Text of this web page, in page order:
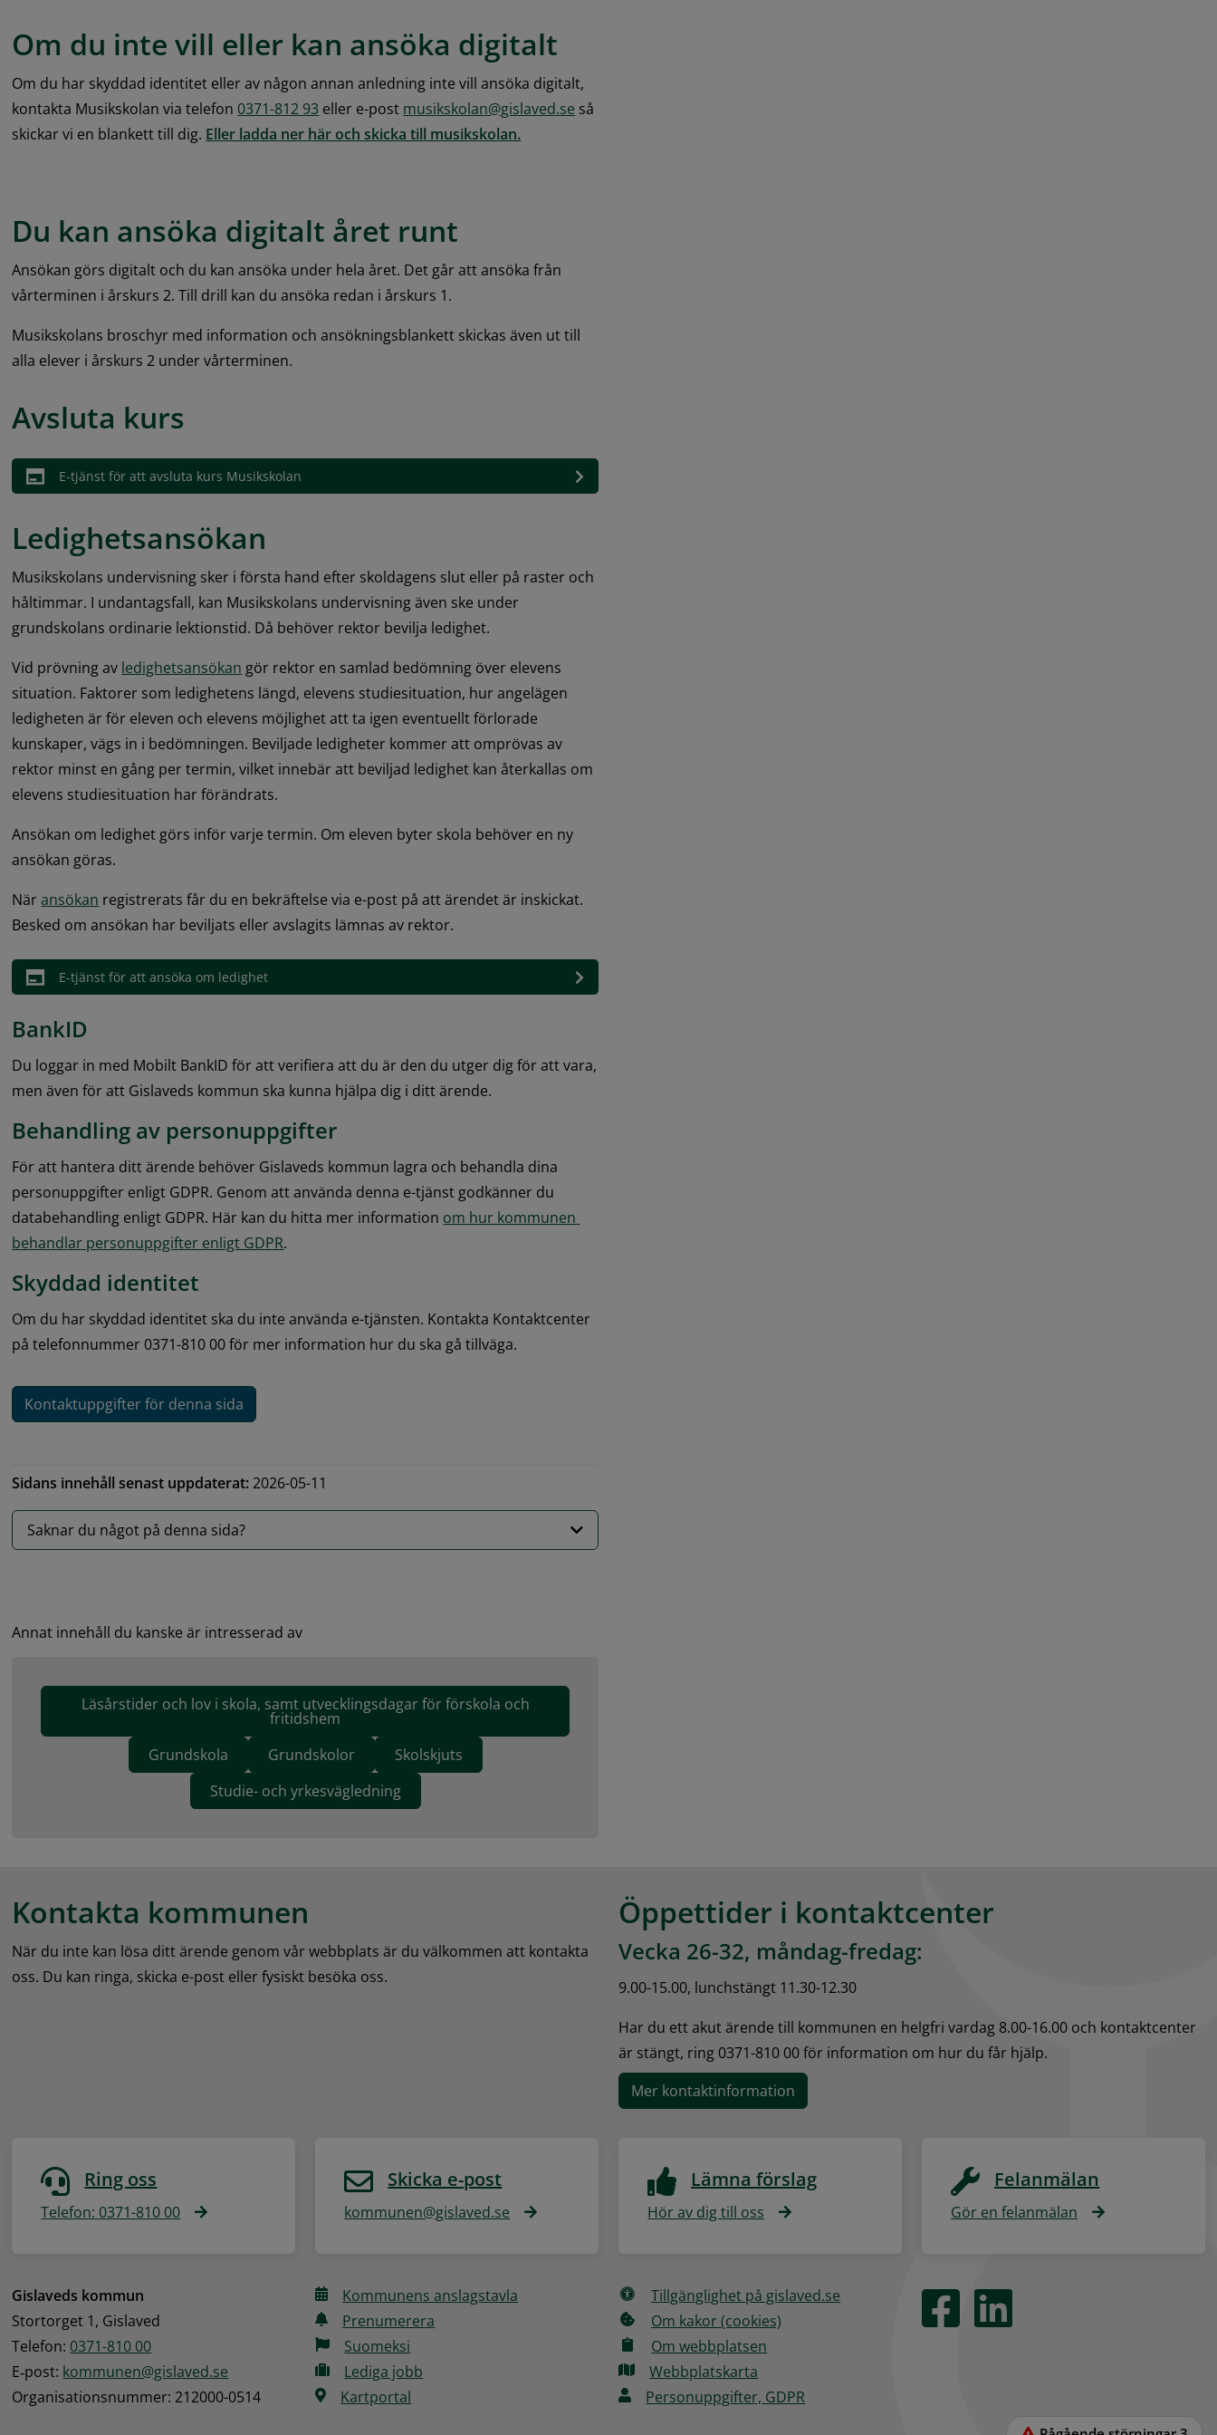
Om du inte vill eller kan ansöka digitalt
Om du har skyddad identitet eller av någon annan anledning inte vill ansöka digitalt,
kontakta Musikskolan via telefon 0371-812 93 eller e-post musikskolan@gislaved.se så
skickar vi en blankett till dig. Eller ladda ner här och skicka till musikskolan.pdf, 55.7 kB.
Du kan ansöka digitalt året runt
Ansökan görs digitalt och du kan ansöka under hela året. Det går att ansöka från
vårterminen i årskurs 2. Till drill kan du ansöka redan i årskurs 1.
Musikskolans broschyr med information och ansökningsblankett skickas även ut till
alla elever i årskurs 2 under vårterminen.
Avsluta kurs
E-tjänst för att avsluta kurs Musikskolan
Ledighetsansökan
Musikskolans undervisning sker i första hand efter skoldagens slut eller på raster och
håltimmar. I undantagsfall, kan Musikskolans undervisning även ske under
grundskolans ordinarie lektionstid. Då behöver rektor bevilja ledighet.
Vid prövning av ledighetsansökan gör rektor en samlad bedömning över elevens
situation. Faktorer som ledighetens längd, elevens studiesituation, hur angelägen
ledigheten är för eleven och elevens möjlighet att ta igen eventuellt förlorade
kunskaper, vägs in i bedömningen. Beviljade ledigheter kommer att omprövas av
rektor minst en gång per termin, vilket innebär att beviljad ledighet kan återkallas om
elevens studiesituation har förändrats.
Ansökan om ledighet görs inför varje termin. Om eleven byter skola behöver en ny
ansökan göras.
När ansökan registrerats får du en bekräftelse via e-post på att ärendet är inskickat.
Besked om ansökan har beviljats eller avslagits lämnas av rektor.
E-tjänst för att ansöka om ledighet
BankID
Du loggar in med Mobilt BankID för att verifiera att du är den du utger dig för att vara,
men även för att Gislaveds kommun ska kunna hjälpa dig i ditt ärende.
Behandling av personuppgifter
För att hantera ditt ärende behöver Gislaveds kommun lagra och behandla dina
personuppgifter enligt GDPR. Genom att använda denna e-tjänst godkänner du
databehandling enligt GDPR. Här kan du hitta mer information om hur kommunen
behandlar personuppgifter enligt GDPR.
Skyddad identitet
Om du har skyddad identitet ska du inte använda e-tjänsten. Kontakta Kontaktcenter
på telefonnummer 0371-810 00 för mer information hur du ska gå tillväga.
Kontaktuppgifter för denna sida
Sidans innehåll senast uppdaterat: 2026-05-11
Saknar du något på denna sida?
Annat innehåll du kanske är intresserad av
Läsårstider och lov i skola, samt utvecklingsdagar för förskola och
fritidshem
Grundskola
Grundskolor
Skolskjuts
Studie- och yrkesvägledning
Kontakta kommunen
När du inte kan lösa ditt ärende genom vår webbplats är du välkommen att kontakta
oss. Du kan ringa, skicka e-post eller fysiskt besöka oss.
Öppettider i kontaktcenter
Vecka 26-32, måndag-fredag:
9.00-15.00, lunchstängt 11.30-12.30
Har du ett akut ärende till kommunen en helgfri vardag 8.00-16.00 och kontaktcenter
är stängt, ring 0371-810 00 för information om hur du får hjälp.
Mer kontaktinformation
Ring oss
Telefon: 0371-810 00
Skicka e-post
kommunen@gislaved.se
Lämna förslag
Hör av dig till oss
Felanmälan
Gör en felanmälan
Gislaveds kommun
Stortorget 1, Gislaved
Telefon: 0371-810 00
E‑post: kommunen@gislaved.se
Organisationsnummer: 212000-0514
Kommunens anslagstavla
Prenumerera
Suomeksi
Lediga jobb
Kartportal
Tillgänglighet på gislaved.se
Om kakor (cookies)
Om webbplatsen
Webbplatskarta
Personuppgifter, GDPR